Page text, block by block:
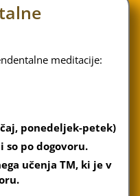
meditacije:
ponedeljek-petek)
po dogovoru.
učenja TM, ki je v